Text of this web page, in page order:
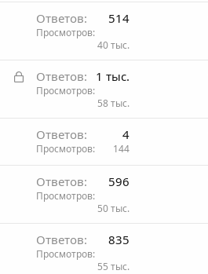
Ответов 514
Просмотров
40 тыс.
З
Ответов 1 тыс.
Просмотров
58 тыс.
Ответов 4
Просмотров 144
Ответов 596
Просмотров
50 тыс.
Ответов 835
Просмотров
55 тыс.